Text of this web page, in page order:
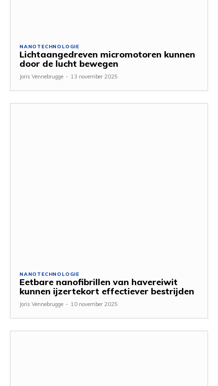
NANOTECHNOLOGIE
Lichtaangedreven micromotoren kunnen
door de lucht bewegen
Joris Vennebrugge - 13 november 2025
NANOTECHNOLOGIE
Eetbare nanofibrillen van havereiwit
kunnen ijzertekort effectiever bestrijden
Joris Vennebrugge - 10 november 2025